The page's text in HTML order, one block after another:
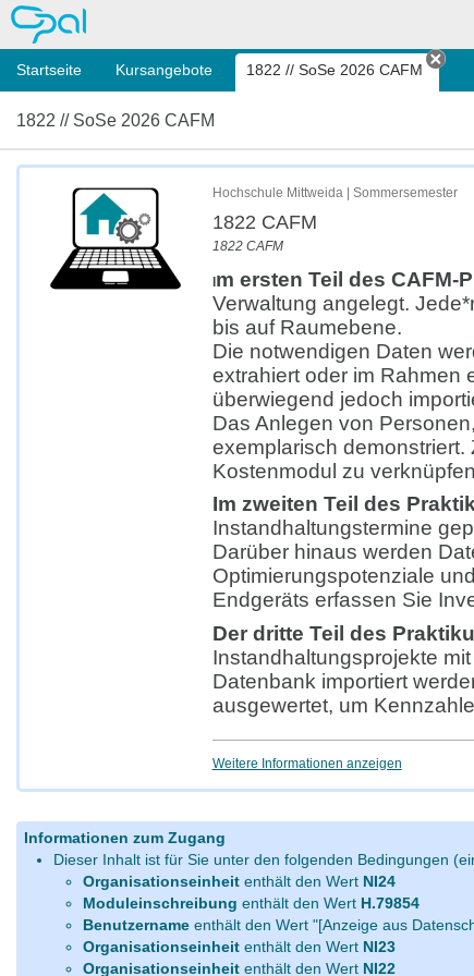
OPAL
Startseite Kursangebote 1822 // SoSe 2026 CAFM
1822 // SoSe 2026 CAFM
Hochschule Mittweida | Sommersemester
1822 CAFM
1822 CAFM
Im ersten Teil des CAFM-
Verwaltung angelegt.
bis auf Raumebene.
Die notwendigen Daten
extrahiert oder im Rahmen
überwiegend jedoch
Das Anlegen von
exemplarisch
Kostenmodul zu
Im zweiten Teil des
Instandhaltungstermine
Darüber hinaus werden
Optimierungspotenziale
Endgeräts erfassen Sie
Der dritte Teil des
Instandhaltungsprojekte
Datenbank importiert
ausgewertet, um
Weitere Informationen anzeigen
Informationen zum Zugang
Dieser Inhalt ist für Sie unter den folgenden Bedingungen
Organisationseinheitenthält den Wert NI24
Moduleinschreibung enthält den Wert H.79854
Benutzernameenthält den Wert "[Anzeige aus
Organisationseinheitenthält den Wert NI23
Organisationseinheitenthält den Wert NI22